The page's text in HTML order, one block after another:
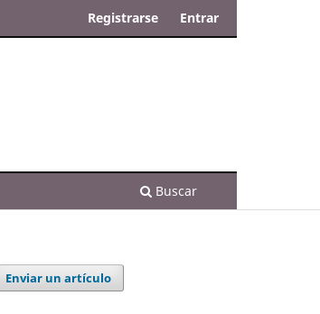
Buscar
Registrarse Entrar
Enviar un artículo